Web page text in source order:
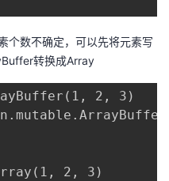
个数不确定，可以先将元素写
转换成Array
2, 3)
2, 3)